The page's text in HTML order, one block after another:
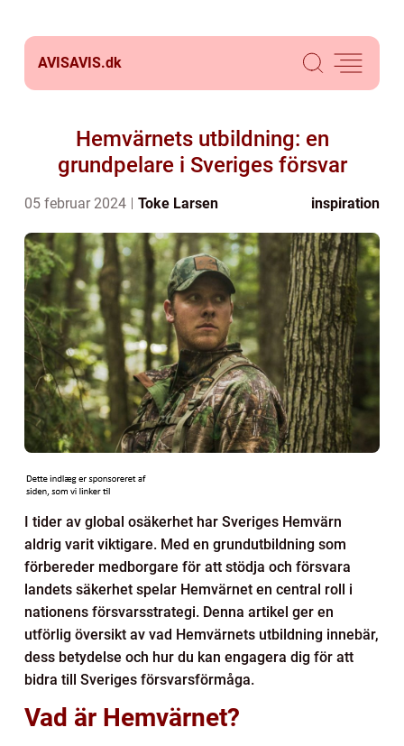
AVISAVIS.dk
Hemvärnets utbildning: en
grundpelare i Sveriges försvar
05 februar 2024 Toke Larsen inspiration
I tider av global osäkerhet har Sveriges Hemvärn
aldrig varit viktigare. Med en grundutbildning som
förbereder medborgare för att stödja och försvara
landets säkerhet spelar Hemvärnet en central roll i
nationens försvarsstrategi. Denna artikel ger en
utförlig översikt av vad Hemvärnets utbildning innebär,
dess betydelse och hur du kan engagera dig för att
bidra till Sveriges försvarsförmåga.
Vad är Hemvärnet?